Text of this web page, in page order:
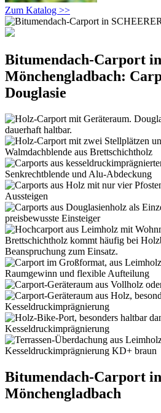
Zum Katalog >>
Bitumendach-Carport in
Mönchengladbach:
Douglasie
Bitumendach-Carport in
Mönchengladbach